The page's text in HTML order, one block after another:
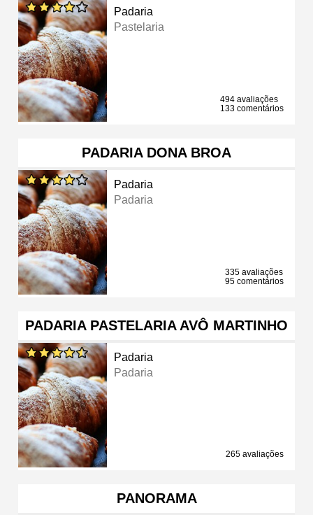
Padaria
Pastelaria
494 avaliações
133 comentários
PADARIA DONA BROA
Padaria
Padaria
335 avaliações
95 comentários
PADARIA PASTELARIA AVÔ MARTINHO
Padaria
Padaria
265 avaliações
PANORAMA